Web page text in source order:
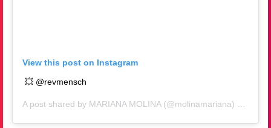
View this post on Instagram
💥 @revmensch
A post shared by MARIANA MOLINA(@molinamariana) on